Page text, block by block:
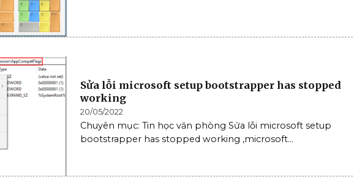
Sửa lỗi microsoft setup bootstrapper has stopped
working
20/05/2022
Chuyên mục: Tin học văn phòng Sửa lỗi microsoft setup
bootstrapper has stopped working ,microsoft...